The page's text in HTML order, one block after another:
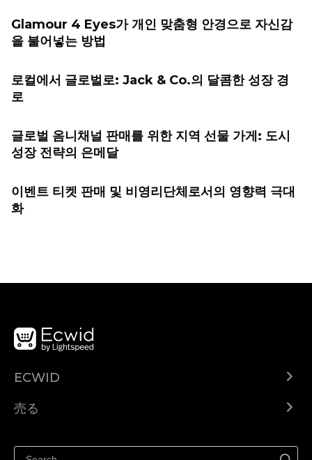
Glamour 4 Eyes가 개인 맞춤형 안경으로 자신감
을 불어넣는 방법
로컬에서 글로벌로: Jack & Co.의 달콤한 성장 경
로
글로벌 옴니채널 판매를 위한 지역 선물 가게: 도시
성장 전략의 은메달
이벤트 티켓 판매 및 비영리단체로서의 영향력 극대
화
ECWID
ヘルプセンター
売る
Facebookで販売する